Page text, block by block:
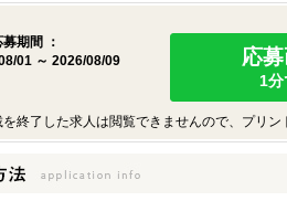
期間 ：
01 ～ 2026/08/09
応
1
終了した求人は閲覧できませんので、プリン